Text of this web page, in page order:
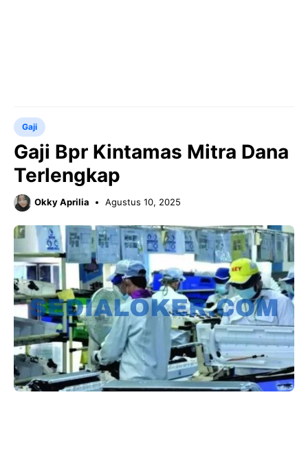
Gaji
Gaji Bpr Kintamas Mitra Dana
Terlengkap
Okky Aprilia Agustus 10, 2025